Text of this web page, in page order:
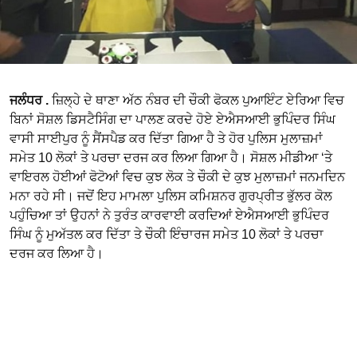
ਜਲੰਧਰ . ਜ਼ਿਲ੍ਹੇ ਦੇ ਥਾਣਾ ਅੱਠ ਨੰਬਰ ਦੀ ਚੌਕੀ ਫੋਕਲ ਪੁਆਇੰਟ ਏਰਿਆ ਵਿਚ
ਬਿਨਾਂ ਸੋਸ਼ਲ ਡਿਸਟੈਸਿੰਗ ਦਾ ਪਾਲਣ ਕਰਦੇ ਹੋਏ ਏਐਸਆਈ ਭੁਪਿੰਦਰ ਸਿੰਘ
ਵਾਸੀ ਸਾਈਪੁਰ ਨੂੰ ਸੈਂਸਪੈਡ ਕਰ ਦਿੱਤਾ ਗਿਆ ਹੈ ਤੇ ਹੋਰ ਪੁਲਿਸ ਮੁਲਾਜ਼ਮਾਂ
ਸਮੇਤ 10 ਲੋਕਾਂ ਤੇ ਪਰਚਾ ਦਰਜ ਕਰ ਲਿਆ ਗਿਆ ਹੈ। ਸੋਸ਼ਲ ਮੀਡੀਆ ‘ਤੇ
ਵਾਇਰਲ ਹੋਈਆਂ ਫੋਟੋਆਂ ਵਿਚ ਕੁਝ ਲੋਕ ਤੇ ਚੌਕੀ ਦੇ ਕੁਝ ਮੁਲਾਜ਼ਮਾਂ ਜਨਮਦਿਨ
ਮਨਾ ਰਹੇ ਸੀ। ਜਦੋਂ ਇਹ ਮਾਮਲਾ ਪੁਲਿਸ ਕਮਿਸ਼ਨਰ ਗੁਰਪ੍ਰੀਤ ਭੁੱਲਰ ਕੋਲ
ਪਹੁੰਚਿਆ ਤਾਂ ਉਹਨਾਂ ਨੇ ਤੁਰੰਤ ਕਾਰਵਾਈ ਕਰਦਿਆਂ ਏਐਸਆਈ ਭੁਪਿੰਦਰ
ਸਿੰਘ ਨੂੰ ਮੁਅੱਤਲ ਕਰ ਦਿੱਤਾ ਤੇ ਚੌਕੀ ਇੰਚਾਰਜ ਸਮੇਤ 10 ਲੋਕਾਂ ਤੇ ਪਰਚਾ
ਦਰਜ ਕਰ ਲਿਆ ਹੈ।